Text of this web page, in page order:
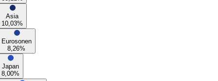
Asia
10,03%
Eurosonen
8,26%
Japan
8,00%